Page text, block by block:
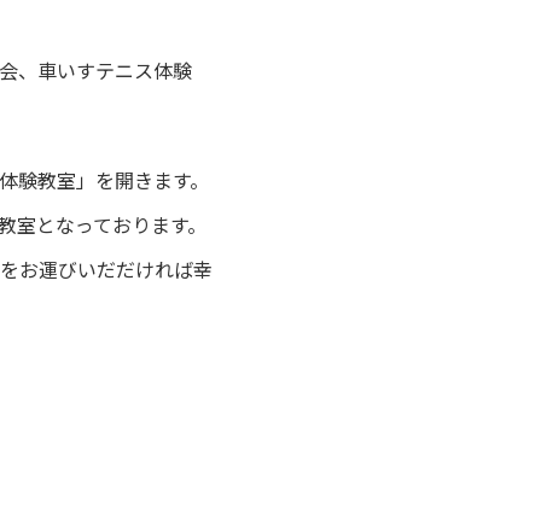
、車いすテニス体験
教室」を開きます。
となっております。
お運びいだだければ幸